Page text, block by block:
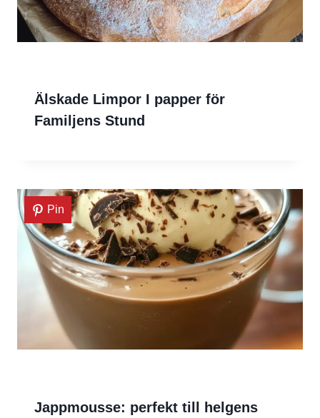
Älskade Limpor I papper för
Familjens Stund
Pin
Jappmousse: perfekt till helgens